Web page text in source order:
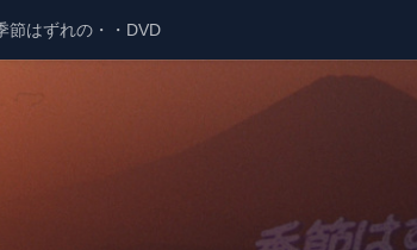
節はずれの・・DVD